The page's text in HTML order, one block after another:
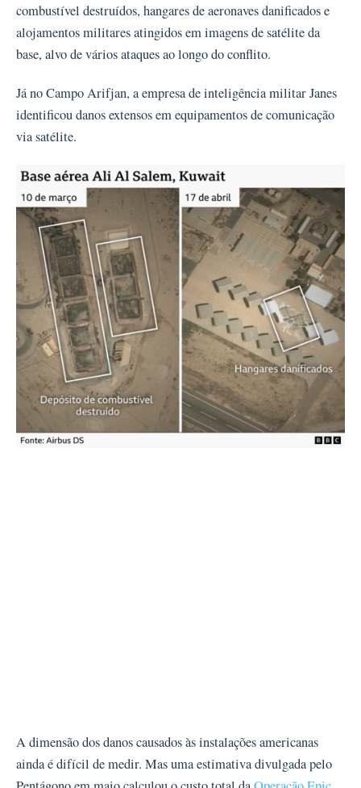
combustível destruídos, hangares de aeronaves danificados e
alojamentos militares atingidos em imagens de satélite da
base, alvo de vários ataques ao longo do conflito.
Já no Campo Arifjan, a empresa de inteligência militar Janes
identificou danos extensos em equipamentos de comunicação
via satélite.
A dimensão dos danos causados às instalações americanas
ainda é difícil de medir. Mas uma estimativa divulgada pelo